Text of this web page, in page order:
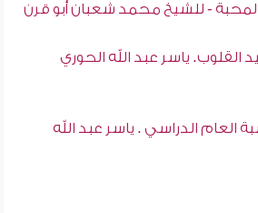
- للشيخ محمد شعبان أبو قرن
القلوب. ياسر عبد الله الحوري
العام الدراسي . ياسر عبد الله